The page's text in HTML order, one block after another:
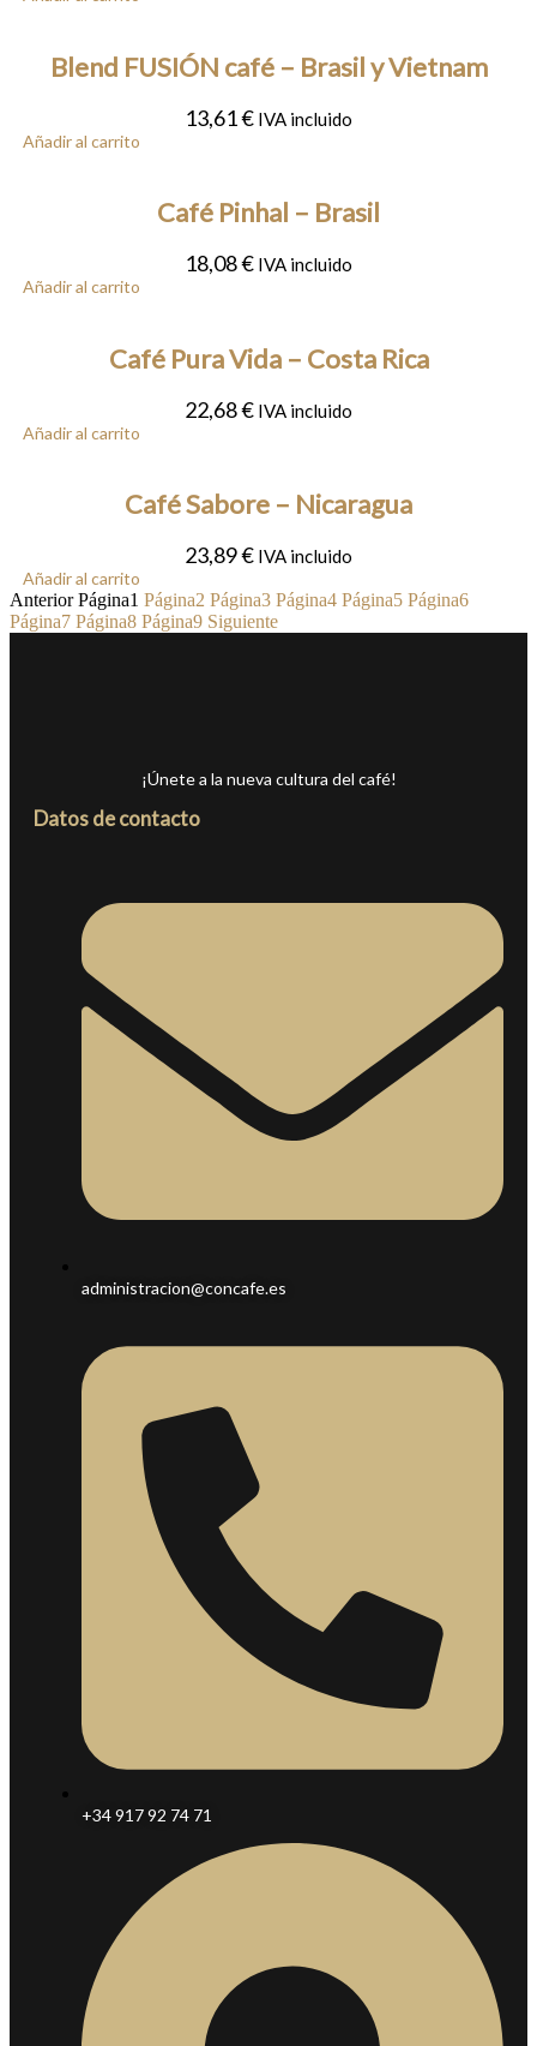
Blend FUSIÓN café – Brasil y Vietnam
13,61€ IVA incluido
Añadir al carrito
Café Pinhal – Brasil
18,08€ IVA incluido
Añadir al carrito
Café Pura Vida – Costa Rica
22,68€ IVA incluido
Añadir al carrito
Café Sabore – Nicaragua
23,89€ IVA incluido
Añadir al carrito
Anterior Página1 Página2 Página3 Página4 Página5 Página6
Página7 Página8 Página9 Siguiente
¡Únete a la nueva cultura del café!
Datos de contacto
administracion@concafe.es
+34 917 92 74 71